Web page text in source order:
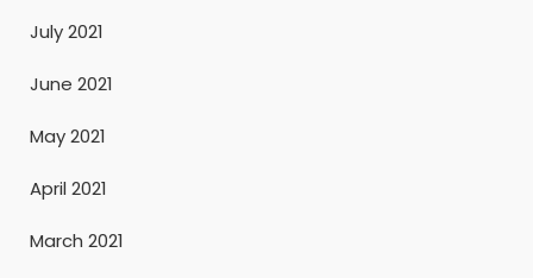
July 2021
June 2021
May 2021
April 2021
March 2021